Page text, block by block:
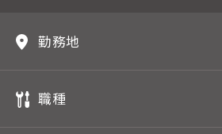
勤務地
職種